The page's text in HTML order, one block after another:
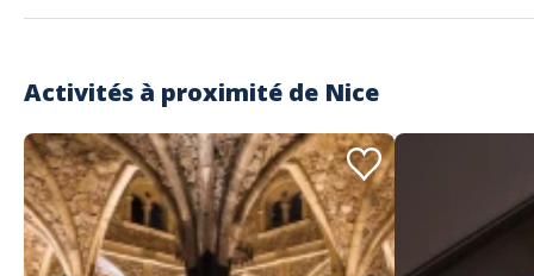
Activités à proximité de Nice